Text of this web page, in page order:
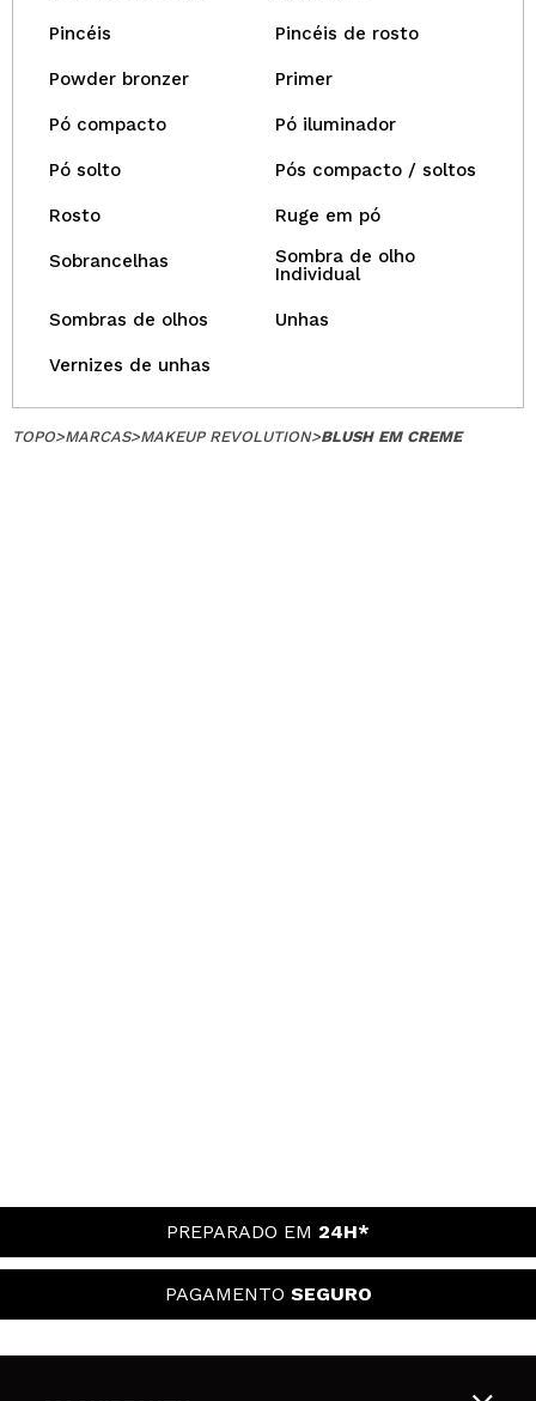
Pincéis Pincéis de rosto
Powder bronzer Primer
Pó compacto Pó iluminador
Pó solto Pós compacto / soltos
Rosto Ruge em pó
Sobrancelhas
Sombra de olho
Individual
Sombras de olhos Unhas
Vernizes de unhas
TOPO>MARCAS>MAKEUP REVOLUTION>BLUSH EM CREME
PREPARADO EM 24H*
PAGAMENTO SEGURO